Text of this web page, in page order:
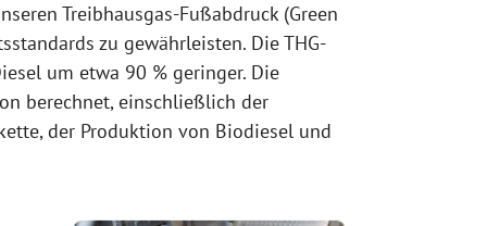
Treibhausgas-Fußabdruck (Green
zu gewährleisten. Die THG-
um etwa 90 % geringer. Die
berechnet, einschließlich der
der Produktion von Biodiesel und